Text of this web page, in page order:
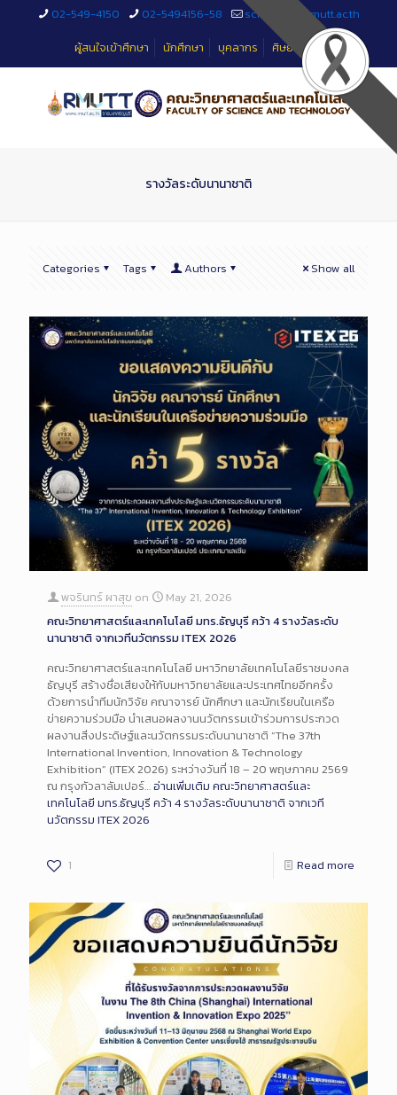
02-549-4150 02-5494156-58
sciteched@rmutt.ac.th
ผู้สนใจเข้าศึกษา
นักศึกษา บุคลากร ศิษย์เก่า
รางวัลระดับนานาชาติ
Categories Tags Authors Show all
พจรินทร์ ผาสุข on
May 21, 2026
คณะวิทยาศาสตร์และเทคโนโลยี มทร.ธัญบุรี คว้า 4 รางวัลระดับ
นานาชาติ จากเวทีนวัตกรรม ITEX 2026
คณะวิทยาศาสตร์และเทคโนโลยี มหาวิทยาลัยเทคโนโลยีราชมงคล
ธัญบุรี สร้างชื่อเสียงให้กับมหาวิทยาลัยและประเทศไทยอีกครั้ง
ด้วยการนำทีมนักวิจัย คณาจารย์ นักศึกษา และนักเรียนในเครือ
ข่ายความร่วมมือ นำเสนอผลงานนวัตกรรมเข้าร่วมการประกวด
ผลงานสิ่งประดิษฐ์และนวัตกรรมระดับนานาชาติ “The 37th
International Invention, Innovation & Technology
Exhibition” (ITEX 2026) ระหว่างวันที่ 18 – 20 พฤษภาคม 2569
ณ กรุงกัวลาลัมเปอร์…อ่านเพิ่มเติม คณะวิทยาศาสตร์และ
เทคโนโลยี มทร.ธัญบุรี คว้า 4 รางวัลระดับนานาชาติ จากเวที
นวัตกรรม ITEX 2026
1 Read more